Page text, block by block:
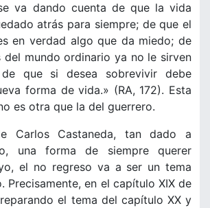
va dando cuenta de que la vida
atrás para siempre; de que el
en verdad algo que da miedo; de
del mundo ordinario ya no le sirven
que si desea sobrevivir debe
forma de vida.» (RA, 172). Esta
es otra que la del guerrero.
Carlos Castaneda, tan dado a
una forma de siempre querer
el no regreso va a ser un tema
Precisamente, en el capítulo XIX de
el tema del capítulo XX y